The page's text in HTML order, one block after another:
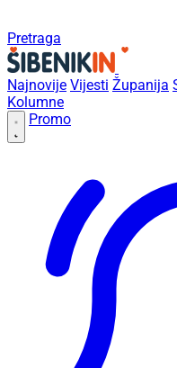
Pretraga
Najnovije Vijesti Županija
Kolumne
Promo